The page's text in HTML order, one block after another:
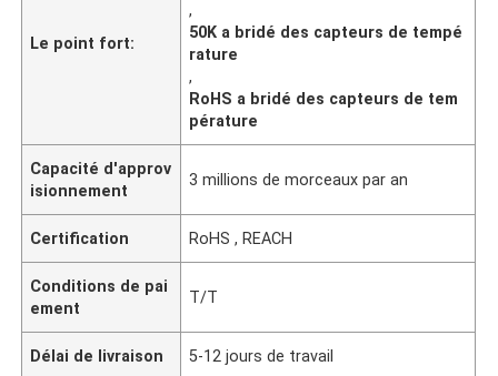
Le point fort:
,
50K a bridé des capteurs de tempé
rature
,
RoHS a bridé des capteurs de tem
pérature
Capacité d'approv
isionnement
3 millions de morceaux par an
Certification RoHS , REACH
Conditions de pai
ement
T/T
Délai de livraison 5-12 jours de travail